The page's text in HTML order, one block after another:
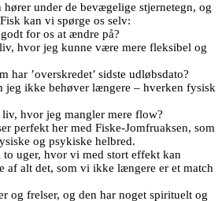
hører under de bevægelige stjernetegn, og
kan vi spørge os selv:
for os at ændre på?
hvor jeg kunne være mere fleksibel og
har ’overskredet’ sidste udløbsdato?
jeg ikke behøver længere – hverken fysisk
hvor jeg mangler mere flow?
perfekt her med Fiske-Jomfruaksen, som
og psykiske helbred.
uger, hvor vi med stort effekt kan
af alt det, som vi ikke længere er et match
og frelser, og den har noget spirituelt og